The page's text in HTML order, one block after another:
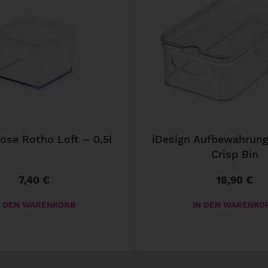
Rotho Loft – 0,5l
7,40 €
DEN WARENKORB
iDesign
Crisp Bin
18,90 €
IN DEN